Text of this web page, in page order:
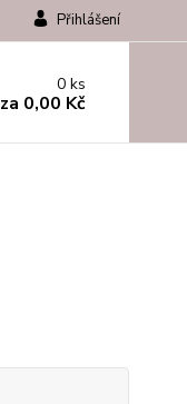
Přihlášení
0ks
za 0,00 Kč